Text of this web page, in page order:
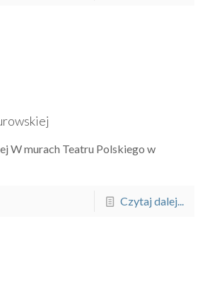
W murach Teatru Polskiego w
Czytaj dalej...